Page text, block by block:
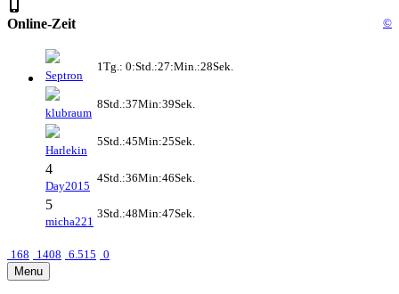
Online-Zeit ©
Septron
1Tg.: 0:Std.:27:Min.:28Sek.
klubraum
8Std.:37Min:39Sek.
Harlekin
5Std.:45Min:25Sek.
4
Day2015
4Std.:36Min:46Sek.
5
micha221
3Std.:48Min:47Sek.
168 1408 6.515 0
Menu